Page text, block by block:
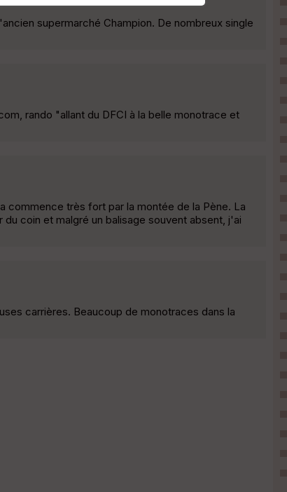
supermarché Champion. De nombreux single
rando "allant du DFCI à la belle monotrace et
commence très fort par la montée de la Pène. La
coin et malgré un balisage souvent absent, j'ai
carrières. Beaucoup de monotraces dans la